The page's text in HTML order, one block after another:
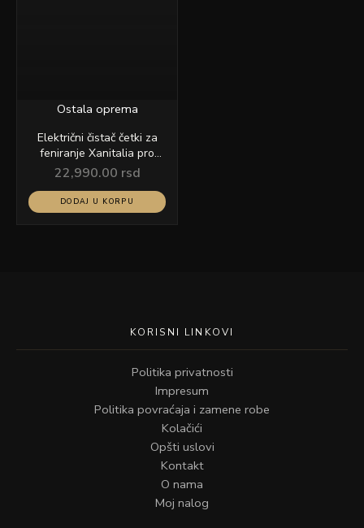
Ostala oprema
Električni čistač četki za
feniranje Xanitalia pro
402.047
22,990.00 rsd
DODAJ U KORPU
KORISNI LINKOVI
Politika privatnosti
Impresum
Politika povraćaja i zamene robe
Kolačići
Opšti uslovi
Kontakt
O nama
Moj nalog